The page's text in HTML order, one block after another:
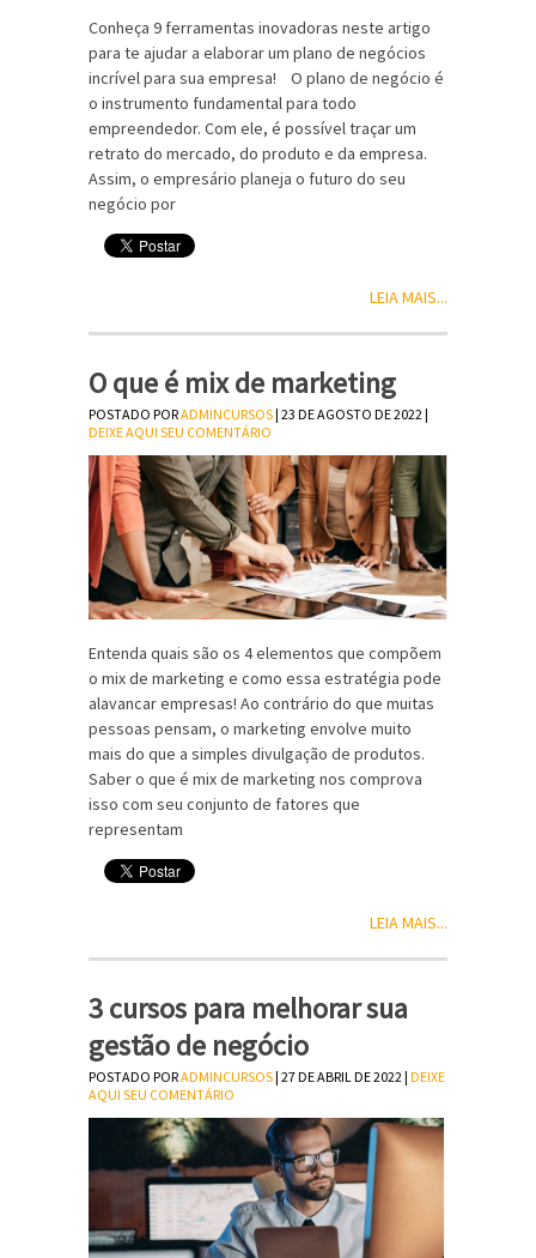
Conheça 9 ferramentas inovadoras neste artigo
para te ajudar a elaborar um plano de negócios
incrível para sua empresa! O plano de negócio é
o instrumento fundamental para todo
empreendedor. Com ele, é possível traçar um
retrato do mercado, do produto e da empresa.
Assim, o empresário planeja o futuro do seu
negócio por
LEIA MAIS...
O que é mix de marketing
POSTADO PORADMINCURSOS| 23 DE AGOSTO DE 2022 |
DEIXE AQUI SEU COMENTÁRIO
Entenda quais são os 4 elementos que compõem
o mix de marketing e como essa estratégia pode
alavancar empresas! Ao contrário do que muitas
pessoas pensam, o marketing envolve muito
mais do que a simples divulgação de produtos.
Saber o que é mix de marketing nos comprova
isso com seu conjunto de fatores que
representam
LEIA MAIS...
3 cursos para melhorar sua
gestão de negócio
POSTADO PORADMINCURSOS| 27 DE ABRIL DE 2022 | DEIXE
AQUI SEU COMENTÁRIO